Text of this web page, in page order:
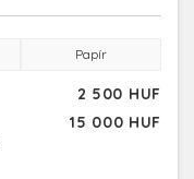
Papír
2 500 HUF
15 000 HUF